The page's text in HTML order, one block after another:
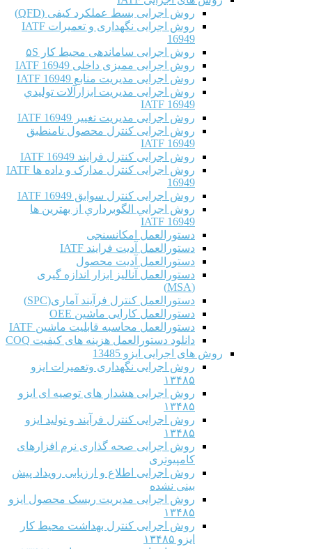
روش اجرایی بسط عملکرد کیفی (QFD)
روش اجرایی نگهداری و تعمیرات IATF
16949
روش اجرایی ساماندهی محیط کار ۵S
روش اجرایی ممیزی داخلی IATF 16949
روش اجرایی مدیریت منابع IATF 16949
روش اجرایی مديريت ابزارآلات توليدي
IATF 16949
روش اجرایی مدیریت تغییر IATF 16949
روش اجرایی کنترل محصول نامنطبق
IATF 16949
روش اجرایی کنترل فرایند IATF 16949
روش اجرایی کنترل مدارک و داده ها IATF
16949
روش اجرایی کنترل سوابق IATF 16949
روش اجرايي الگوبرداري از بهترين ها
IATF 16949
دستورالعمل امکانسنجی
دستورالعمل آدیت فرایند IATF
دستورالعمل آدیت محصول
دستورالعمل آنالیز ابزار اندازه گیری
(MSA)
دستورالعمل کنترل فرآیند آماری(SPC)
دستورالعمل کارایی ماشین OEE
دستورالعمل محاسبه قابلیت ماشین IATF
دانلود دستورالعمل هزینه های کیفیت COQ
روش های اجرایی ایزو 13485
روش اجرایی نگهداری وتعمیرات ایزو
۱۳۴۸۵
روش اجرایی هشدار های توصیه ای ایزو
۱۳۴۸۵
روش اجرایی کنترل فرآیند و تولید ایزو
۱۳۴۸۵
روش اجرایی صحه گذاری نرم افزارهای
کامپیوتری
روش اجرایی اطلاع و ارزیابی رویداد پیش
بینی نشده
روش اجرایی مدیریت ریسک محصول ایزو
۱۳۴۸۵
روش اجرایی کنترل بهداشت محیط کار
ایزو ۱۳۴۸۵